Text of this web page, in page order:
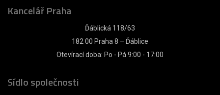
Kancelář Praha
Ďáblická 118/63
182 00 Praha 8 – Ďáblice
Otevírací doba: Po - Pá 9:00 - 17:00
Sídlo společnosti